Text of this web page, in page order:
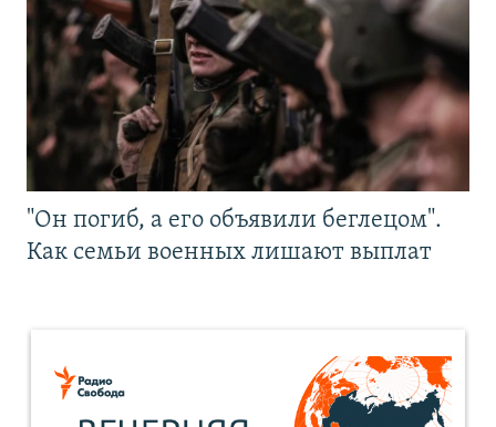
"Он погиб, а его объявили беглецом".
Как семьи военных лишают выплат